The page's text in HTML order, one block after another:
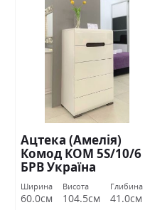
Ацтека (Амелія)
Комод КОМ 5S/10/6
БРВ Україна
Ширина
60.0см
Висота
104.5см
Глибина
41.0см